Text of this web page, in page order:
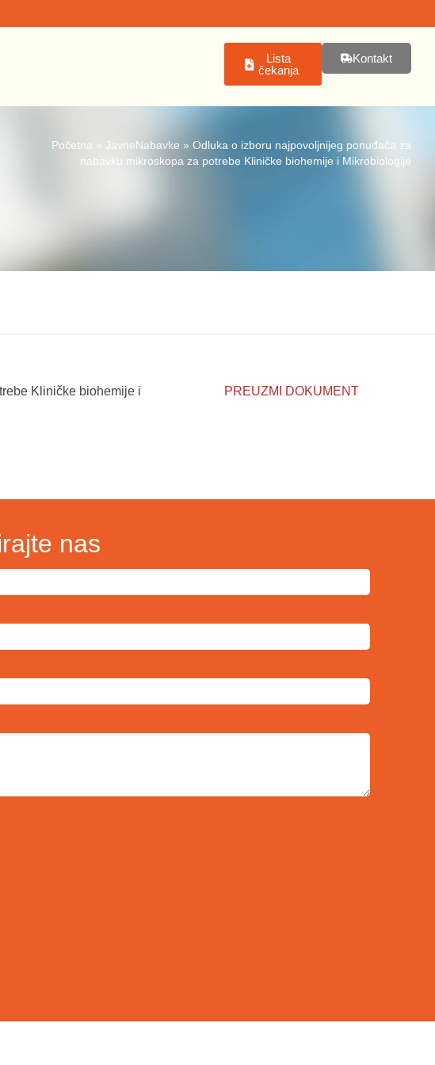
Lista
čekanja
Kontakt
Početna » JavneNabavke » Odluka o izboru najpovoljnijeg ponuđača za
nabavku mikroskopa za potrebe Kliničke biohemije i Mikrobiologije
Kliničke biohemije i
PREUZMI DOKUMENT
nas